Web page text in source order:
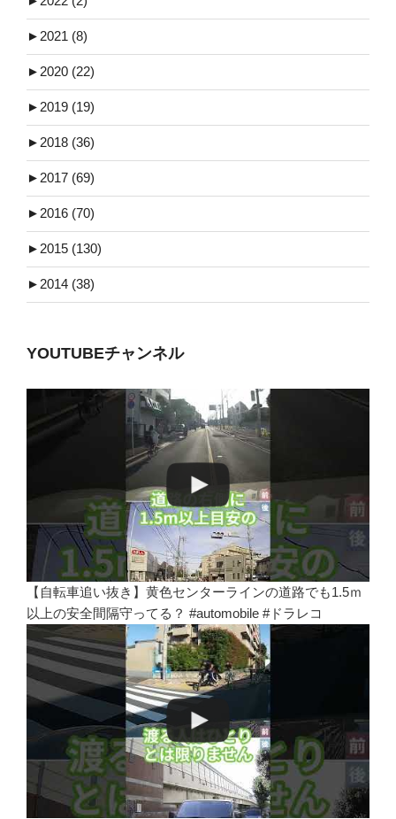
►2021 (8)
►2020 (22)
►2019 (19)
►2018 (36)
►2017 (69)
►2016 (70)
►2015 (130)
►2014 (38)
YOUTUBEチャンネル
【自転車追い抜き】黄色センターラインの道路でも1.5ｍ
以上の安全間隔守ってる？ #automobile #ドラレコ